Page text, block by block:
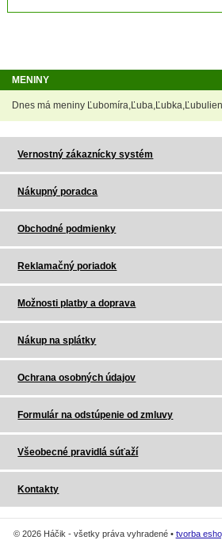
MENINY
Dnes má meniny
Vernostný zákaznícky systém
Nákupný poradca
Obchodné podmienky
Reklamačný poriadok
Možnosti platby a doprava
Nákup na splátky
Ochrana osobných údajov
Formulár na odstúpenie od zmluvy
Všeobecné pravidlá súťaží
Kontakty
© 2026 Háčik - všetky práva vyhradené • tvorba